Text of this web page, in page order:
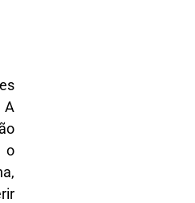
o